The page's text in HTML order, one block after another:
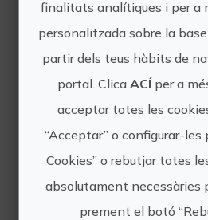
Visita guiada La
La Vila Joiosa és una
poblacions amb més
Costa Blanca. Aquest
dins de la comarca de
Baixa, a pocs
Benidorm. La seua
amb...
finalitats analítiques i per a
personalitzada sobre la
partir dels teus hàbits de
portal. Clica ACÍper a
acceptar totes les
“Acceptar” o configurar-les
Cookies” o rebutjar totes
absolutament necessàries
prement el botó